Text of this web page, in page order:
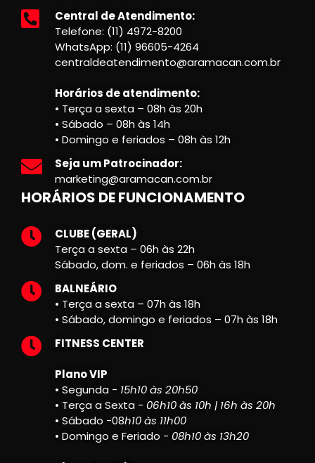
Central de Atendimento:
Telefone: (11) 4972-8200
WhatsApp: (11) 96605-4264
centraldeatendimento@aramacan.com.br
Horários de atendimento:
• Terça a sexta – 08h às 20h
• Sábado – 08h às 14h
• Domingo e feriados – 08h às 12h
Seja um Patrocinador:
marketing@aramacan.com.br
HORÁRIOS DE FUNCIONAMENTO
CLUBE (GERAL)
Terça a sexta – 06h às 22h
Sábado, dom. e feriados – 06h às 18h
BALNEÁRIO
• Terça a sexta – 07h às 18h
• Sábado, domingo e feriados – 07h às 18h
FITNESS CENTER
Plano VIP
• Segunda - 15h10 às 20h50
• Terça a Sexta - 06h10 às 10h | 16h às 20h
• Sábado -08h10 às 11h00
• Domingo e Feriado - 08h10 às 13h20